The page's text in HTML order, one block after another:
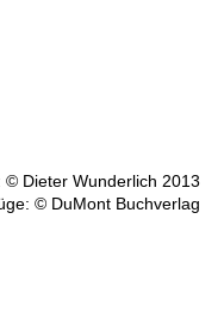
Dieter Wunderlich 2013
© DuMont Buchverlag